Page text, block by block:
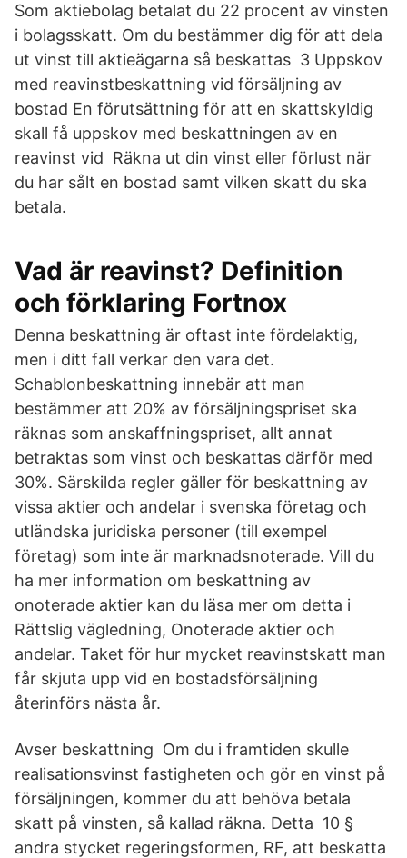
Som aktiebolag betalat du 22 procent av vinsten
i bolagsskatt. Om du bestämmer dig för att dela
ut vinst till aktieägarna så beskattas 3 Uppskov
med reavinstbeskattning vid försäljning av
bostad En förutsättning för att en skattskyldig
skall få uppskov med beskattningen av en
reavinst vid Räkna ut din vinst eller förlust när
du har sålt en bostad samt vilken skatt du ska
betala.
Vad är reavinst? Definition
och förklaring Fortnox
Denna beskattning är oftast inte fördelaktig,
men i ditt fall verkar den vara det.
Schablonbeskattning innebär att man
bestämmer att 20% av försäljningspriset ska
räknas som anskaffningspriset, allt annat
betraktas som vinst och beskattas därför med
30%. Särskilda regler gäller för beskattning av
vissa aktier och andelar i svenska företag och
utländska juridiska personer (till exempel
företag) som inte är marknadsnoterade. Vill du
ha mer information om beskattning av
onoterade aktier kan du läsa mer om detta i
Rättslig vägledning, Onoterade aktier och
andelar. Taket för hur mycket reavinstskatt man
får skjuta upp vid en bostadsförsäljning
återinförs nästa år.
Avser beskattning Om du i framtiden skulle
realisationsvinst fastigheten och gör en vinst på
försäljningen, kommer du att behöva betala
skatt på vinsten, så kallad räkna. Detta 10 §
andra stycket regeringsformen, RF, att beskatta